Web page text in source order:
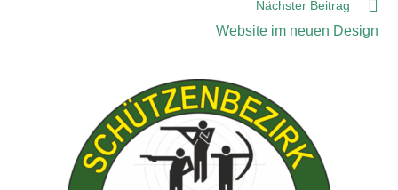
Nächster Beitrag
Website im neuen Design